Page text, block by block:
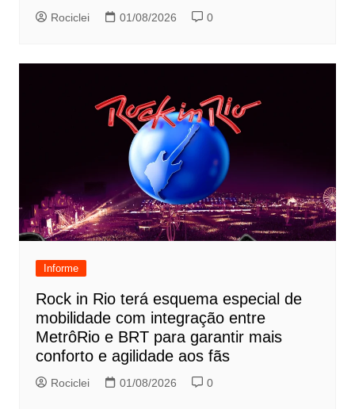
Rociclei 01/08/2026 0
Informe
Rock in Rio terá esquema especial de
mobilidade com integração entre
MetrôRio e BRT para garantir mais
conforto e agilidade aos fãs
Rociclei 01/08/2026 0